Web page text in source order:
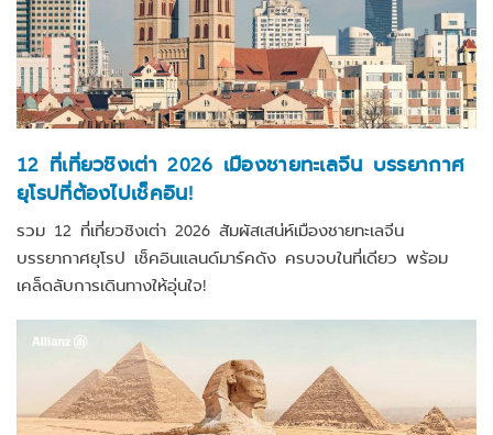
12 ที่เที่ยวชิงเต่า 2026 เมืองชายทะเลจีน บรรยากาศ
ยุโรปที่ต้องไปเช็คอิน!
รวม 12 ที่เที่ยวชิงเต่า 2026 สัมผัสเสน่ห์เมืองชายทะเลจีน
บรรยากาศยุโรป เช็คอินแลนด์มาร์คดัง ครบจบในที่เดียว พร้อม
เคล็ดลับการเดินทางให้อุ่นใจ!